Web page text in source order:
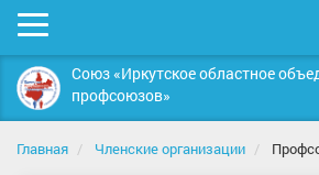
Мобильное
меню
Союз «Иркутское областное
профсоюзов»
Главная Членские организации